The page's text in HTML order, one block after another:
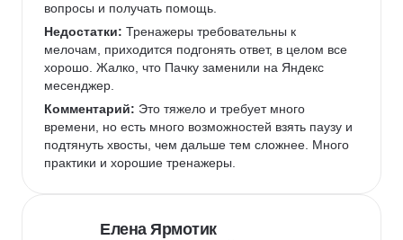
вопросы и получать помощь.
Недостатки: Тренажеры требовательны к
мелочам, приходится подгонять ответ, в целом все
хорошо. Жалко, что Пачку заменили на Яндекс
месенджер.
Комментарий: Это тяжело и требует много
времени, но есть много возможностей взять паузу и
подтянуть хвосты, чем дальше тем сложнее. Много
практики и хорошие тренажеры.
Елена Ярмотик